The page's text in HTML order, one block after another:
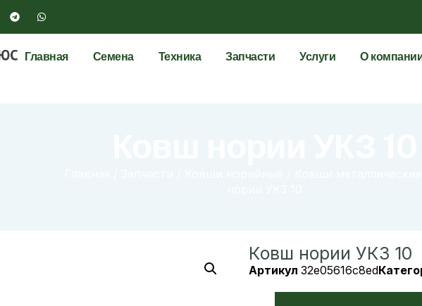
Главная Семена Техника Запчасти Услуги О
Ковш нории УКЗ 10
Артикул 32e05616c8ed